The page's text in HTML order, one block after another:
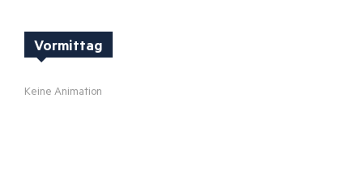
Vormittag
Keine Animation